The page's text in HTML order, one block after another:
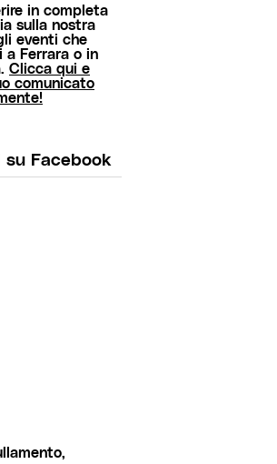
in completa
sulla nostra
eventi che
a Ferrara o in
Clicca qui e
comunicato
su Facebook